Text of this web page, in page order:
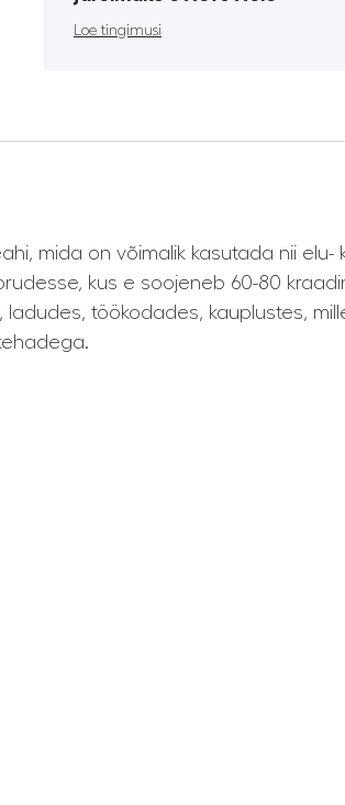
Loe tingimusi
mida on võimalik kasutada nii elu-
kus e soojeneb 60-80
töökodades, kauplustes,